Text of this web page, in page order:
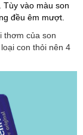
Tùy vào màu son
đều êm mượt.
thơm của son
con thỏi nên 4